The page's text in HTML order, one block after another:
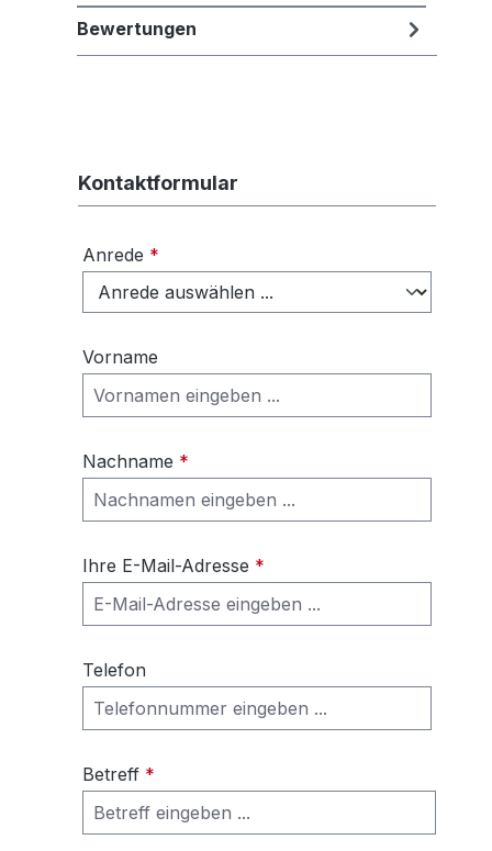
Bewertungen
Kontaktformular
Anrede *
Vorname
Nachname *
Ihre E-Mail-Adresse *
Telefon
Betreff *